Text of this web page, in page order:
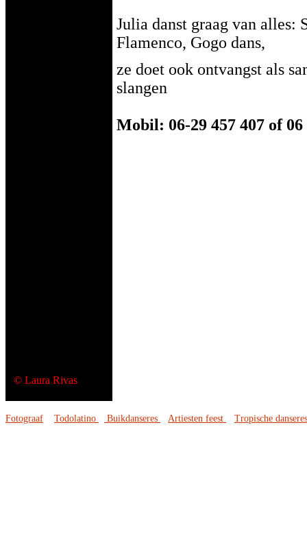
© Laura Rivas
Julia danst graag van alles:
Flamenco, Gogo dans,
ze doet ook ontvangst als
slangen
Mobil: 06-29 457 407 of 06
Fotograaf Todolatino Buikdanseres Artiesten feest Tropische